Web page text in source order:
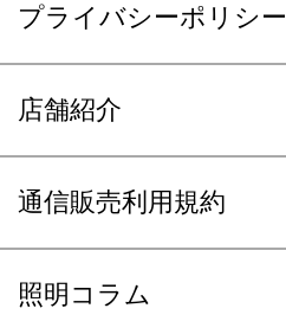
プライバシーポリシー
店舗紹介
通信販売利用規約
照明コラム